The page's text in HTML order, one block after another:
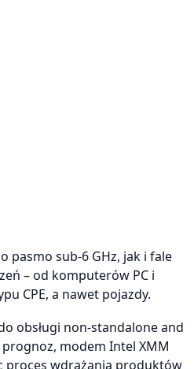
pasmo sub-6 GHz, jak i fale
– od komputerów PC i
CPE, a nawet pojazdy.
obsługi non-standalone and
prognoz, modem Intel XMM
proces wdrażania produktów